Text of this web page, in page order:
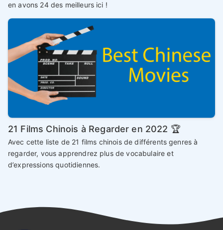
en avons 24 des meilleurs ici !
21 Films Chinois à Regarder en 2022 🏆
Avec cette liste de 21 films chinois de différents genres à
regarder, vous apprendrez plus de vocabulaire et
d’expressions quotidiennes.